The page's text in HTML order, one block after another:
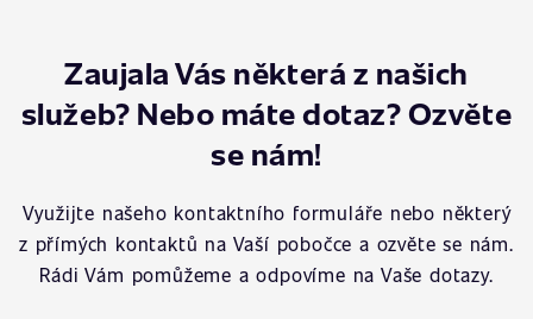
Zaujala Vás některá z našich
služeb? Nebo máte dotaz? Ozvěte
se nám!
Využijte našeho kontaktního formuláře nebo některý
z přímých kontaktů na Vaší pobočce a ozvěte se nám.
Rádi Vám pomůžeme a odpovíme na Vaše dotazy.